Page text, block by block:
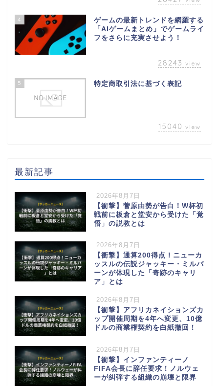
4
ゲームの最新トレンドを網羅する
「AIゲームまとめ」でゲームライ
フをさらに充実させよう！
28243 view
5 特定商取引法に基づく表記
15040 view
最新記事
2026年8月7日
【衝撃】菅原由勢が告白！W杯初
戦前に板倉と堂安から受けた「覚
悟」の説教とは
2026年8月7日
【衝撃】通算200得点！ニューカ
ッスルの伝説ジャッキー・ミルバ
ーンが体現した「奇跡のキャリ
ア」とは
2026年8月7日
【衝撃】アフリカネイションズカ
ップ開催周期を4年へ変更、10億
ドルの商業権契約を白紙撤回！
2026年8月7日
【衝撃】インファンティーノ
FIFA会長に辞任要求！ノルウェ
ーが糾弾する組織の崩壊と限界